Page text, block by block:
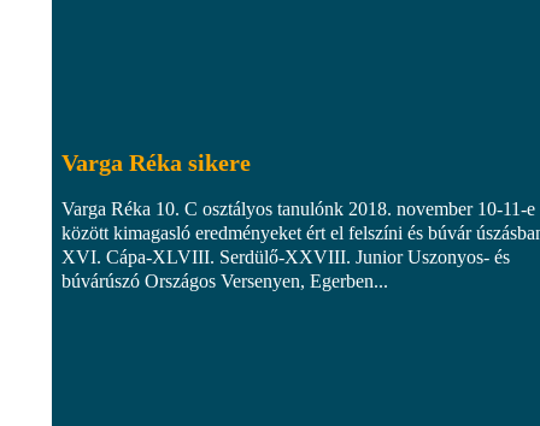
Varga Réka sikere
Varga Réka 10. C osztályos tanulónk 2018. november 10-11-e
között kimagasló eredményeket ért el felszíni és búvár
XVI. Cápa-XLVIII. Serdülő-XXVIII. Junior Uszonyos- és
búvárúszó Országos Versenyen, Egerben...